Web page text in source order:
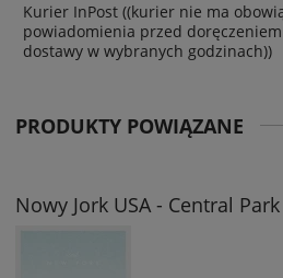
Kurier InPost ((kurier nie ma
powiadomienia przed
dostawy w wybranych godzinach))
PRODUKTY POWIĄZANE
Nowy Jork USA - Central